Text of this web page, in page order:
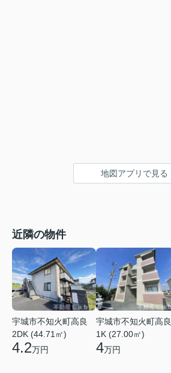
地図アプリで見る
近隣の物件
宇城市不知火町高良
2DK (44.71㎡)
4.2万円
宇城市不知火町高良
1K (27.00㎡)
4万円